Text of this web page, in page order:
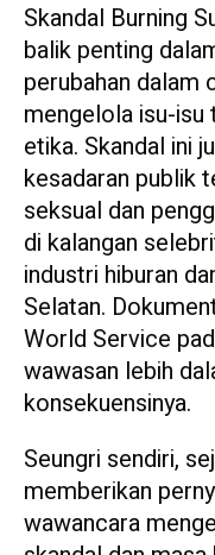
Skandal Burning
balik penting
perubahan dalam
mengelola isu-isu
etika. Skandal ini
kesadaran publik
seksual dan
di kalangan
industri hiburan
Selatan.
World Service
wawasan lebih
konsekuensinya.
Seungri sendiri,
memberikan
wawancara